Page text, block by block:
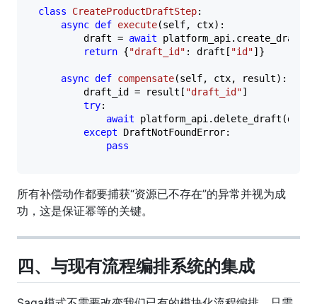
class CreateProductDraftStep:
async def execute(self, ctx):
        draft =
await
return {"draft_id" : draft[ "id"]}
async def compensate(self, ctx, result):
        draft_id = result[
"draft_id"]
try:
await
except DraftNotFoundError:
pass
所有补偿动作都要捕获“资源已不存在”的异常并视为成
功，这是保证幂等的关键。
四、与现有流程编排系统的集成